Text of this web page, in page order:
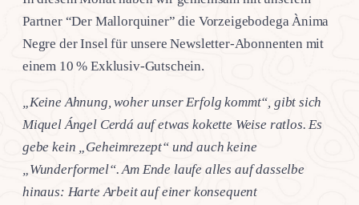
Partner “Der Mallorquiner” die Vorzeigebodega Ànima
Negre der Insel für unsere Newsletter-Abonnenten mit
einem 10 % Exklusiv-Gutschein.
„Keine Ahnung, woher unser Erfolg kommt“, gibt sich
Miquel Ángel Cerdá auf etwas kokette Weise ratlos. Es
gebe kein „Geheimrezept“ und auch keine
„Wunderformel“. Am Ende laufe alles auf dasselbe
hinaus: Harte Arbeit auf einer konsequent